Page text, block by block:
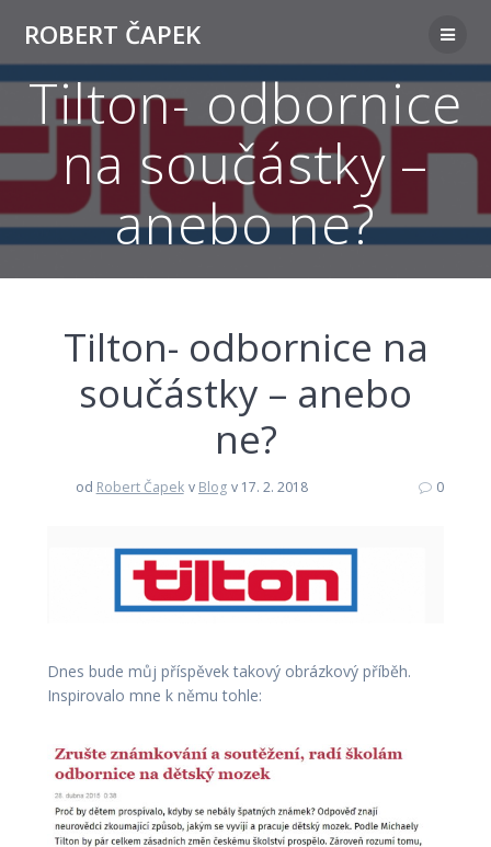
ROBERT ČAPEK
Tilton- odbornice
na součástky –
anebo ne?
Tilton- odbornice na
součástky – anebo
ne?
od Robert Čapek v Blog v 17. 2. 2018 0
Dnes bude můj příspěvek takový obrázkový příběh.
Inspirovalo mne k němu tohle: